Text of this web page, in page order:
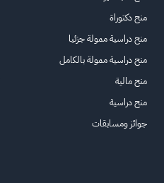
منح دكتوراة
منح دراسية ممولة جزئيا
منح دراسية ممولة بالكامل
منح مالية
منح دراسية
جوائز ومسابقات